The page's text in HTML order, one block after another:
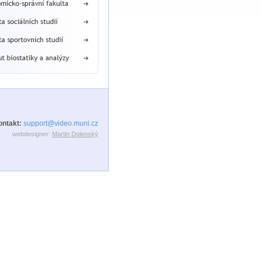
support@video.muni.cz
webdesigner: Martin Dolenský